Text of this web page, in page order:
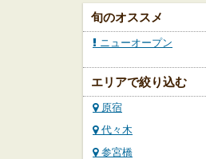
旬のオススメ
ニューオープン
エリアで絞り込む
原宿
代々木
参宮橋